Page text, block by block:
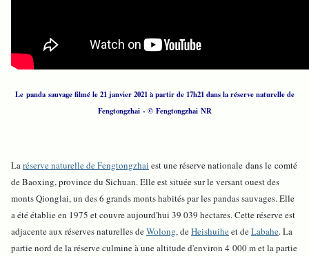
Le panda sauvage filmé le 21 janvier 2021 à partir de 17h21 dans la réserve naturelle de
Fengtongzhai - © Fengtongzhai NR
Laréserve naturelle de Fengtongzhai est une réserve nationale dans le comté
de Baoxing, province du Sichuan. Elle est située sur le versant ouest des
monts Qionglai, un des 6 grands monts habités par les pandas sauvages. Elle
a été établie en 1975 et couvre aujourd'hui 39 039 hectares. Cette réserve est
adjacente aux réserves naturelles deWolong, deHeishuiheet deLabahe. La
partie nord de la réserve culmine à une altitude d'environ 4 000 m et la partie